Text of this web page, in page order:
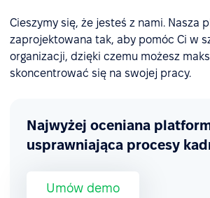
Cieszymy się, że jesteś z nami. Nasza
zaprojektowana tak, aby pomóc Ci w
organizacji, dzięki czemu możesz
skoncentrować się na swojej pracy.
Najwyżej oceniana
usprawniająca procesy
Umów demo